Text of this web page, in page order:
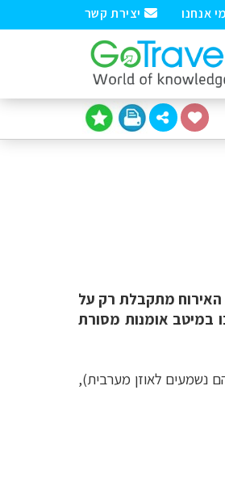
יצירת קשר מי אנחנו
האירוח מתקבלת רק על
בעלות של מאות דולרים, תזכו במיטב אומנות מסורת
נשמעים לאוזן מערבית),